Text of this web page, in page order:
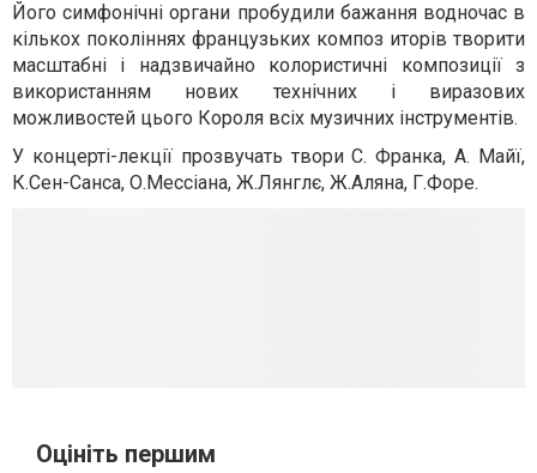
Його симфонічні органи пробудили бажання водночас в
кількох поколіннях французьких композ иторів творити
масштабні і надзвичайно колористичні композиції з
використанням нових технічних і виразових
можливостей цього Короля всіх музичних інструментів.
У концерті-лекції прозвучать твори С. Франка, А. Майї,
К.Сен-Санса, О.Мессіана, Ж.Лянглє, Ж.Аляна, Г.Форе.
Оцініть першим